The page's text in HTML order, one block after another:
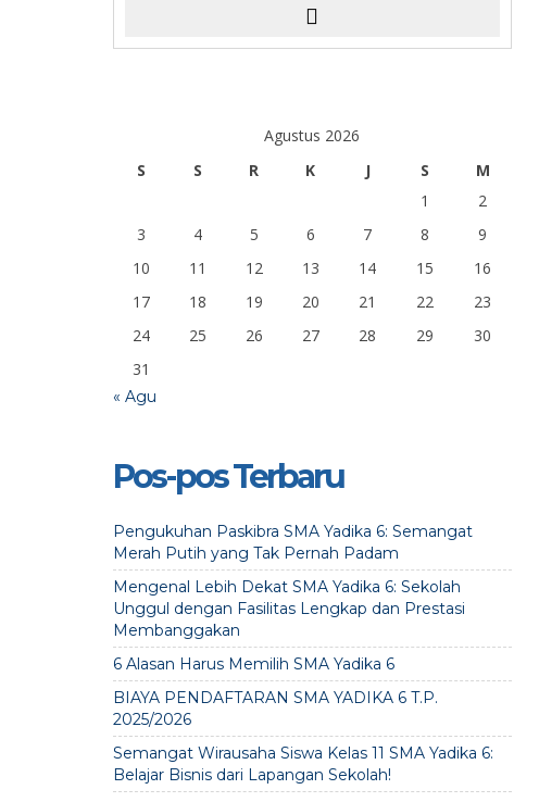
Agustus 2026
S
S R K J S
M
1
2
3
4 5 6 7 8
9
10
11 12 13 14 15
16
17
18 19 20 21 22
23
24
25 26 27 28 29
30
31
« Agu
Pos-pos Terbaru
Pengukuhan Paskibra SMA Yadika 6: Semangat
Merah Putih yang Tak Pernah Padam
Mengenal Lebih Dekat SMA Yadika 6: Sekolah
Unggul dengan Fasilitas Lengkap dan Prestasi
Membanggakan
6 Alasan Harus Memilih SMA Yadika 6
BIAYA PENDAFTARAN SMA YADIKA 6 T.P.
2025/2026
Semangat Wirausaha Siswa Kelas 11 SMA Yadika 6:
Belajar Bisnis dari Lapangan Sekolah!